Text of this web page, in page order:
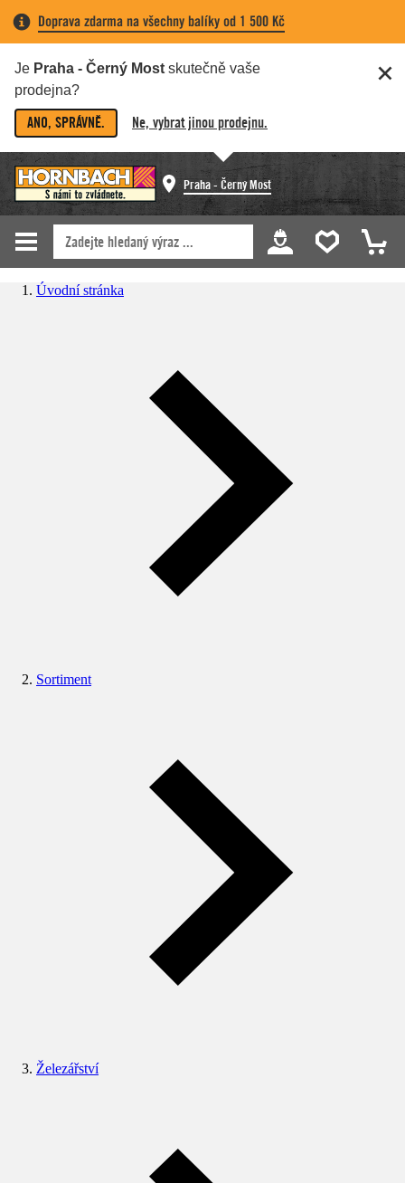
Doprava zdarma na všechny balíky od 1 500 Kč
Je Praha - Černý Most skutečně vaše
prodejna?
ANO, SPRÁVNĚ. Ne, vybrat jinou prodejnu.
Praha - Černý Most
Úvodní stránka
Sortiment
Železářství